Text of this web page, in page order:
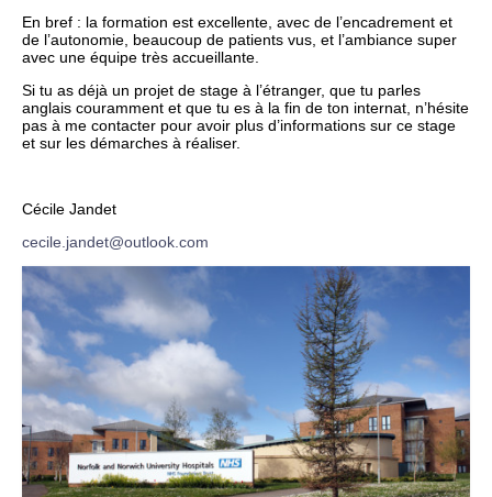
En bref : la formation est excellente, avec de l’encadrement et
de l’autonomie, beaucoup de patients vus, et l’ambiance super
avec une équipe très accueillante.
Si tu as déjà un projet de stage à l’étranger, que tu parles
anglais couramment et que tu es à la fin de ton internat, n’hésite
pas à me contacter pour avoir plus d’informations sur ce stage
et sur les démarches à réaliser.
Cécile Jandet
cecile.jandet@outlook.com